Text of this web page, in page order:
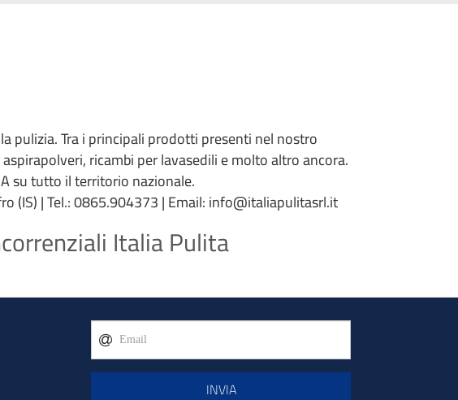
pulizia. Tra i principali prodotti presenti nel nostro
ricambi per lavasedili e molto altro ancora.
su tutto il territorio nazionale.
(IS) | Tel.: 0865.904373 | Email: info@italiapulitasrl.it
Italia Pulita
INVIA